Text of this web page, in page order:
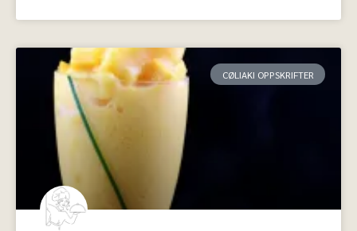
CØLIAKI OPPSKRIFTER